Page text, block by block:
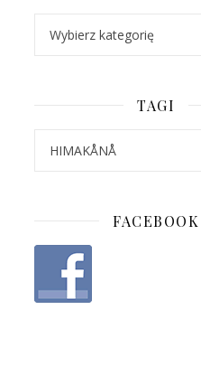
TAGI
FACEBOOK